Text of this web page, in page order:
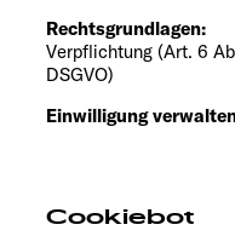
Rechtsgrundlagen:
Verpflichtung (Art. 6
DSGVO)
Einwilligung
Cookiebot